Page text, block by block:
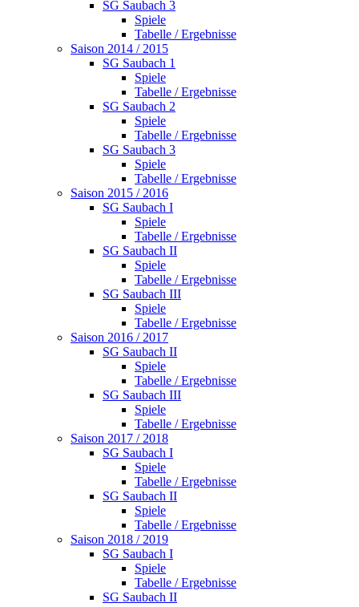
SG Saubach 3
Spiele
Tabelle / Ergebnisse
Saison 2014 / 2015
SG Saubach 1
Spiele
Tabelle / Ergebnisse
SG Saubach 2
Spiele
Tabelle / Ergebnisse
SG Saubach 3
Spiele
Tabelle / Ergebnisse
Saison 2015 / 2016
SG Saubach I
Spiele
Tabelle / Ergebnisse
SG Saubach II
Spiele
Tabelle / Ergebnisse
SG Saubach III
Spiele
Tabelle / Ergebnisse
Saison 2016 / 2017
SG Saubach II
Spiele
Tabelle / Ergebnisse
SG Saubach III
Spiele
Tabelle / Ergebnisse
Saison 2017 / 2018
SG Saubach I
Spiele
Tabelle / Ergebnisse
SG Saubach II
Spiele
Tabelle / Ergebnisse
Saison 2018 / 2019
SG Saubach I
Spiele
Tabelle / Ergebnisse
SG Saubach II